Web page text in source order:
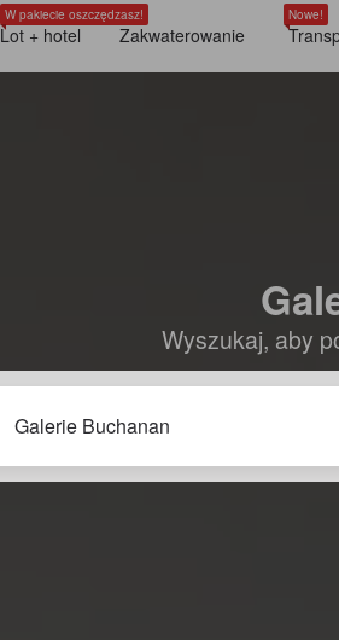
W pakiecie oszczędzasz!
Lot + hotel Zakwaterowanie
Nowe!
Wyszukaj, aby